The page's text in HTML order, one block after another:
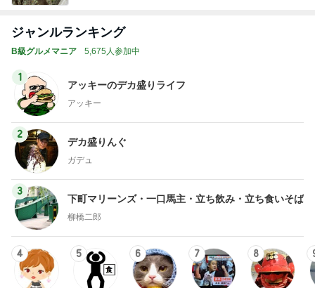
ジャンルランキング
B級グルメマニア 5,675人参加中
1
アッキーのデカ盛りライフ
アッキー
2
デカ盛りんぐ
ガデュ
3
下町マリーンズ・一口馬主・立ち飲み・立ち食いそば
柳橋二郎
4 5 6 7 8